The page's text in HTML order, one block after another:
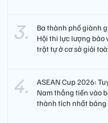
Ba thành phố giành
Hội thi lực lượng bảo
trật tự ở cơ sở giỏi
ASEAN Cup 2026:
Nam thẳng tiến vào
thành tích nhất bảng